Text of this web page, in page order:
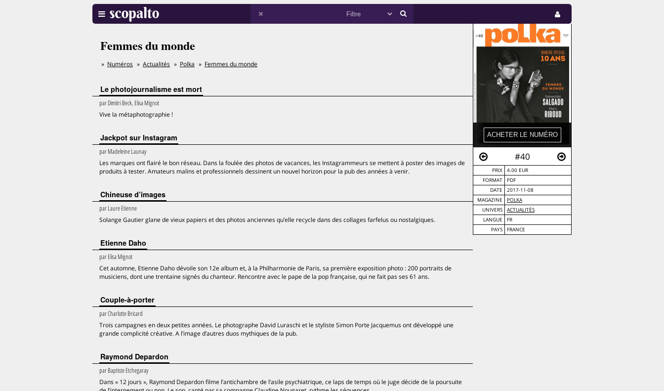
#40
PRIX
4.00 EUR
FORMAT
PDF
DATE
2017-11-08
MAGAZINE
POLKA
UNIVERS
ACTUALITÉS
LANGUE
FR
PAYS
FRANCE
Femmes du monde
Numéros Actualités Polka Femmes du monde
Le photojournalisme est mort
parDimitri Beck, Elisa Mignot
Vive la métaphotographie !
Jackpot sur Instagram
parMadeleine Launay
Les marques ont flairé le bon réseau. Dans la foulée des photos de vacances, les Instagrammeurs se mettent à poster des images de
produits à tester. Amateurs malins et professionnels dessinent un nouvel horizon pour la pub des années à venir.
Chineuse d’images
parLaure Etienne
Solange Gautier glane de vieux papiers et des photos anciennes qu’elle recycle dans des collages farfelus ou nostalgiques.
Etienne Daho
parElisa Mignot
Cet automne, Etienne Daho dévoile son 12e album et, à la Philharmonie de Paris, sa première exposition photo : 200 portraits de
musiciens, dont une trentaine signés du chanteur. Rencontre avec le pape de la pop française, qui ne fait pas ses 61 ans.
Couple-à-porter
parCharlotte Bricard
Trois campagnes en deux petites années. Le photographe David Luraschi et le styliste Simon Porte Jacquemus ont développé une
grande complicité créative. A l’image d’autres duos mythiques de la pub.
Raymond Depardon
parBaptiste Etchegaray
Dans « 12 jours », Raymond Depardon filme l’antichambre de l’asile psychiatrique, ce laps de temps où le juge décide de la poursuite